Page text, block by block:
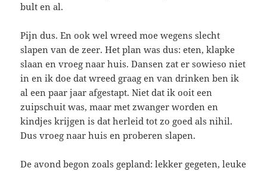
bult en al.
Pijn dus. En ook wel wreed moe wegens slecht
slapen van de zeer. Het plan was dus: eten, klapke
slaan en vroeg naar huis. Dansen zat er sowieso niet
in en ik doe dat wreed graag en van drinken ben ik
al een paar jaar afgestapt. Niet dat ik ooit een
zuipschuit was, maar met zwanger worden en
kindjes krijgen is dat herleid tot zo goed als nihil.
Dus vroeg naar huis en proberen slapen.
De avond begon zoals gepland: lekker gegeten, leuke